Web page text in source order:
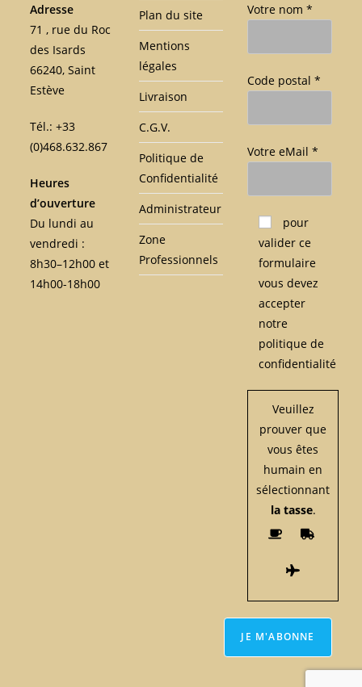
Adresse
71 , rue du Roc
des Isards
66240, Saint
Estève
Tél.: +33
(0)468.632.867
Heures
d’ouverture
Du lundi au
vendredi :
8h30–12h00 et
14h00-18h00
Plan du site
Mentions
légales
Livraison
C.G.V.
Politique de
Confidentialité
Administrateur
Zone
Professionnels
Votre nom *
Code postal *
Votre eMail *
Veuillez laisser ce
pour
valider ce
formulaire
vous devez
accepter
notre
politique de
confidentialité
Veuillez
prouver que
vous êtes
humain en
sélectionnant
la tasse.